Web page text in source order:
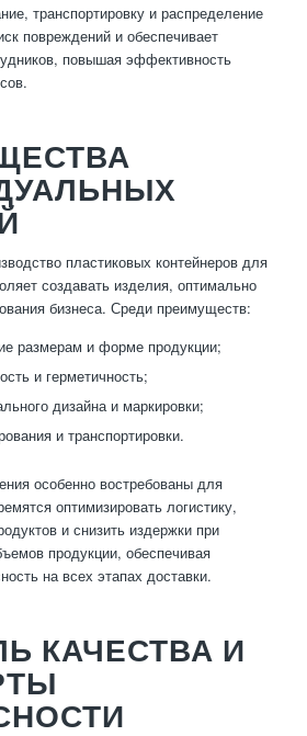
транспортировку и распределение
повреждений и обеспечивает
повышая эффективность
пластиковых контейнеров для
создавать изделия, оптимально
бизнеса. Среди преимуществ:
размерам и форме продукции;
и герметичность;
дизайна и маркировки;
и транспортировки.
особенно востребованы для
оптимизировать логистику,
и снизить издержки при
продукции, обеспечивая
на всех этапах доставки.
КАЧЕСТВА И